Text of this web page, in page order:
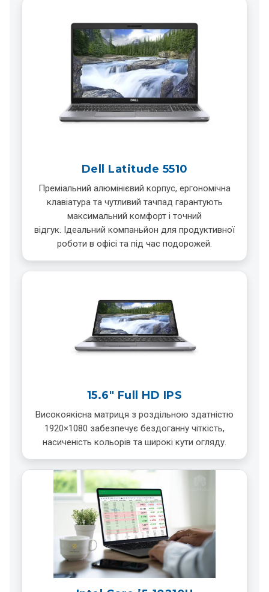
Dell Latitude 5510
Преміальний алюмінієвий корпус, ергономічна
клавіатура та чутливий тачпад гарантують
максимальний комфорт і точний
відгук. Ідеальний компаньйон для продуктивної
роботи в офісі та під час подорожей.
15.6" Full HD IPS
Високоякісна матриця з роздільною здатністю
1920×1080 забезпечує бездоганну чіткість,
насиченість кольорів та широкі кути огляду.